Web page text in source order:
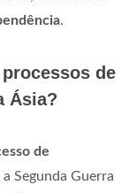
.
de
Ásia?
de
Segunda Guerra